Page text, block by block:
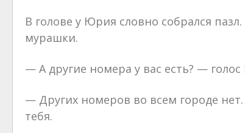
В голове у Юрия словно собрался
мурашки.
— А другие номера у вас есть? —
— Других номеров во всем городе
тебя.